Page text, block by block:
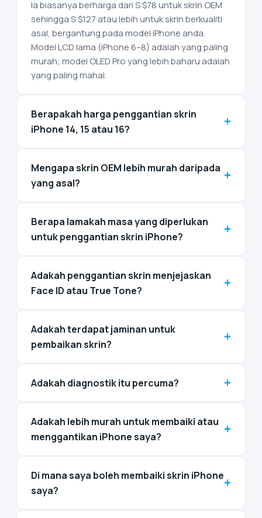
Ia biasanya berharga dari S $78 untuk skrin OEM
sehingga S $127 atau lebih untuk skrin berkualiti
asal, bergantung pada model iPhone anda.
Model LCD lama (iPhone 6–8) adalah yang paling
murah; model OLED Pro yang lebih baharu adalah
yang paling mahal.
Berapakah harga penggantian skrin
iPhone 14, 15 atau 16?
+
Mengapa skrin OEM lebih murah daripada
yang asal?
+
Berapa lamakah masa yang diperlukan
untuk penggantian skrin iPhone?
+
Adakah penggantian skrin menjejaskan
Face ID atau True Tone?
+
Adakah terdapat jaminan untuk
pembaikan skrin?
+
Adakah diagnostik itu percuma? +
Adakah lebih murah untuk membaiki atau
menggantikan iPhone saya?
+
Di mana saya boleh membaiki skrin iPhone
saya?
+